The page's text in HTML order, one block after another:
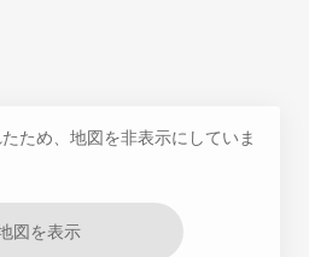
ため、地図を非表示にしていま
図を表示